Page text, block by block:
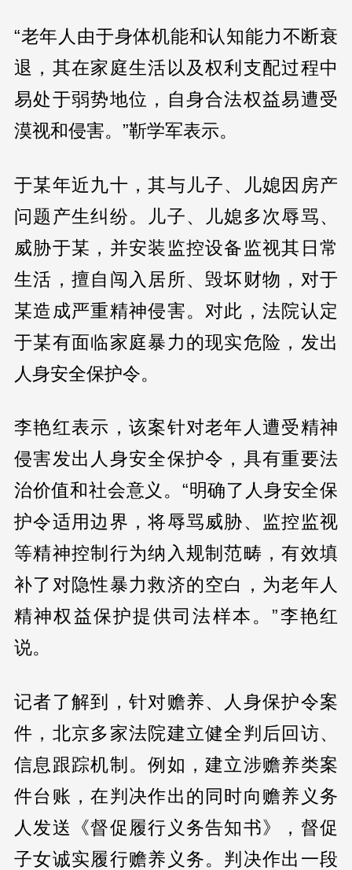
“老年人由于身体机能和认知能力不断衰
退，其在家庭生活以及权利支配过程中
易处于弱势地位，自身合法权益易遭受
漠视和侵害。”靳学军表示。
于某年近九十，其与儿子、儿媳因房产
问题产生纠纷。儿子、儿媳多次辱骂、
威胁于某，并安装监控设备监视其日常
生活，擅自闯入居所、毁坏财物，对于
某造成严重精神侵害。对此，法院认定
于某有面临家庭暴力的现实危险，发出
人身安全保护令。
李艳红表示，该案针对老年人遭受精神
侵害发出人身安全保护令，具有重要法
治价值和社会意义。“明确了人身安全保
护令适用边界，将辱骂威胁、监控监视
等精神控制行为纳入规制范畴，有效填
补了对隐性暴力救济的空白，为老年人
精神权益保护提供司法样本。”李艳红
说。
记者了解到，针对赡养、人身保护令案
件，北京多家法院建立健全判后回访、
信息跟踪机制。例如，建立涉赡养类案
件台账，在判决作出的同时向赡养义务
人发送《督促履行义务告知书》，督促
子女诚实履行赡养义务。判决作出一段